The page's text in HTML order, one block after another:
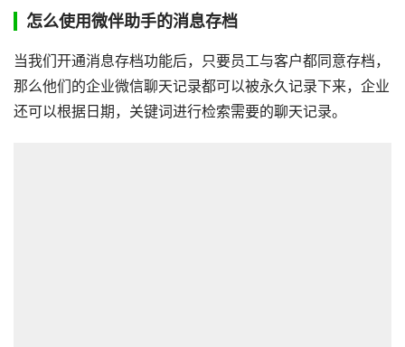
怎么使用微伴助手的消息存档
当我们开通消息存档功能后，只要员工与客户都同意存档，
那么他们的企业微信聊天记录都可以被永久记录下来，企业
还可以根据日期，关键词进行检索需要的聊天记录。